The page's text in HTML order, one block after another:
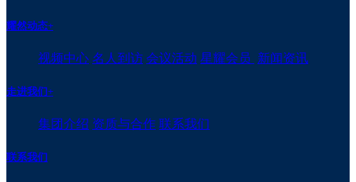
耀然动态+
视频中心 名人到访 会议活动 星耀会员 新闻资讯
走进我们+
集团介绍 资质与合作 联系我们
联系我们